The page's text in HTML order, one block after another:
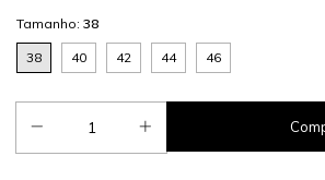
Tamanho: 38
38 40 42 44 46